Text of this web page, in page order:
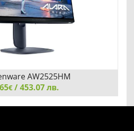
FreeSync, NVIDIA G-SYNC,
AW2525HM
€/ 453.07 лв.